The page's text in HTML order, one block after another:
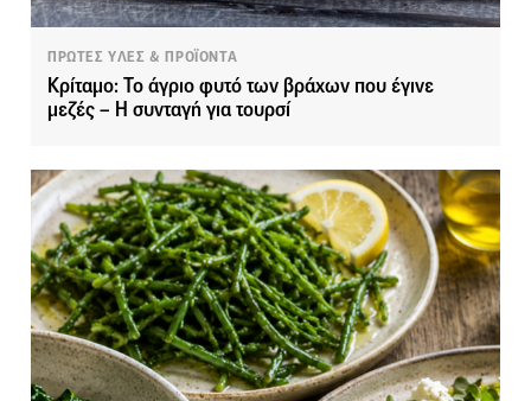
ΠΡΩΤΕΣ ΥΛΕΣ & ΠΡΟΪΟΝΤΑ
Κρίταμο: Το άγριο φυτό των βράχων που έγινε
μεζές – Η συνταγή για τουρσί